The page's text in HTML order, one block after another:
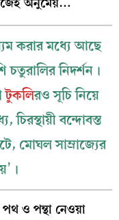
করার মধ্যে আছে
চতুরালির নিদর্শন।
টুকলিরও সূচি নিয়ে
বন্দোবস্ত
মোঘল সাম্রাজ্যের
ও পন্থা নেওয়া